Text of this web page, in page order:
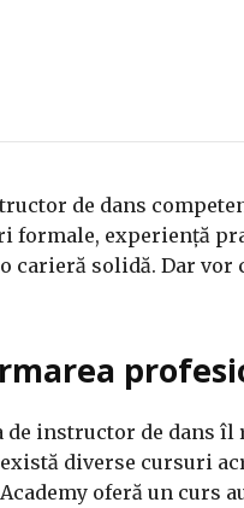
de dans
formale, experiență
carieră solidă. Dar
instructor de dans
diverse cursuri
oferă un curs